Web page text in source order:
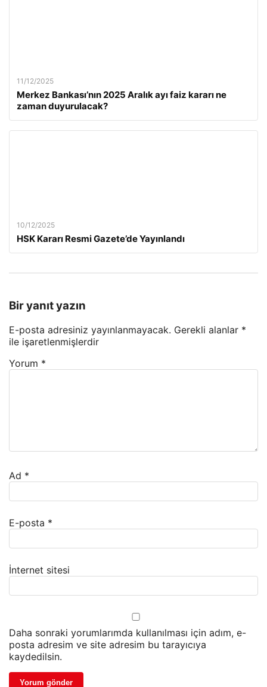
11/12/2025
Merkez Bankası’nın 2025 Aralık ayı faiz kararı ne
zaman duyurulacak?
10/12/2025
HSK Kararı Resmi Gazete’de Yayınlandı
Bir yanıt yazın
E-posta adresiniz yayınlanmayacak. Gerekli alanlar *
ile işaretlenmişlerdir
Yorum *
Ad *
E-posta *
İnternet sitesi
Daha sonraki yorumlarımda kullanılması için adım, e-
posta adresim ve site adresim bu tarayıcıya
kaydedilsin.